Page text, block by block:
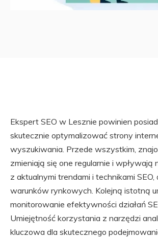
Ekspert SEO w Lesznie powinien
skutecznie optymalizować strony
wyszukiwania. Przede wszystkim,
zmieniają się one regularnie i
z aktualnymi trendami i technikami
warunków rynkowych. Kolejną istotną
monitorowanie efektywności działań
Umiejętność korzystania z narzędzi
kluczowa dla skutecznego